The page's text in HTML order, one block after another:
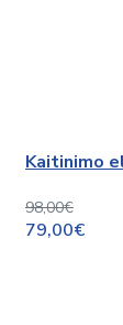
Kaitinimo
98,00€
79,00€